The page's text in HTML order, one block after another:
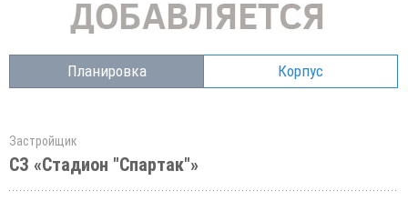
Планировка Корпус
Застройщик
СЗ «Стадион "Спартак"»